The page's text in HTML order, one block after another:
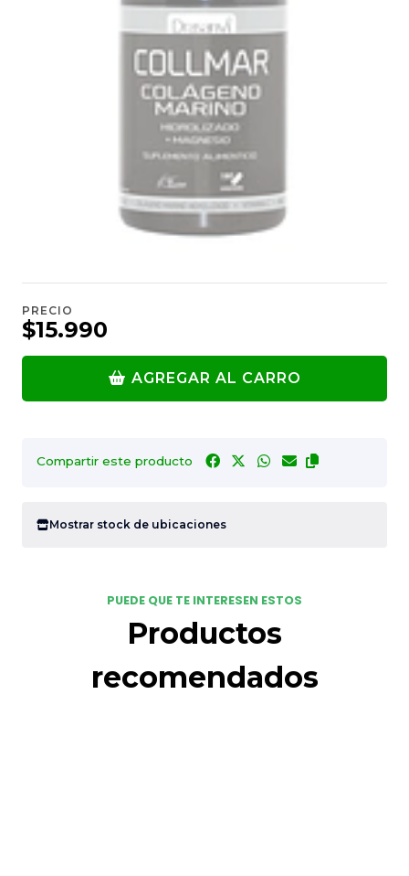
PRECIO
$15.990
AGREGAR AL CARRO
Compartir este producto
Mostrar stock de ubicaciones
PUEDE QUE TE INTERESEN ESTOS
Productos
recomendados